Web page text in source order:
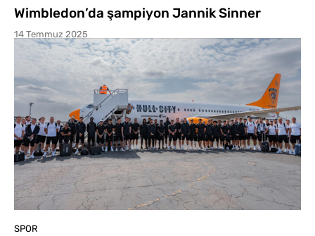
Wimbledon’da şampiyon Jannik Sinner
14 Temmuz 2025
SPOR